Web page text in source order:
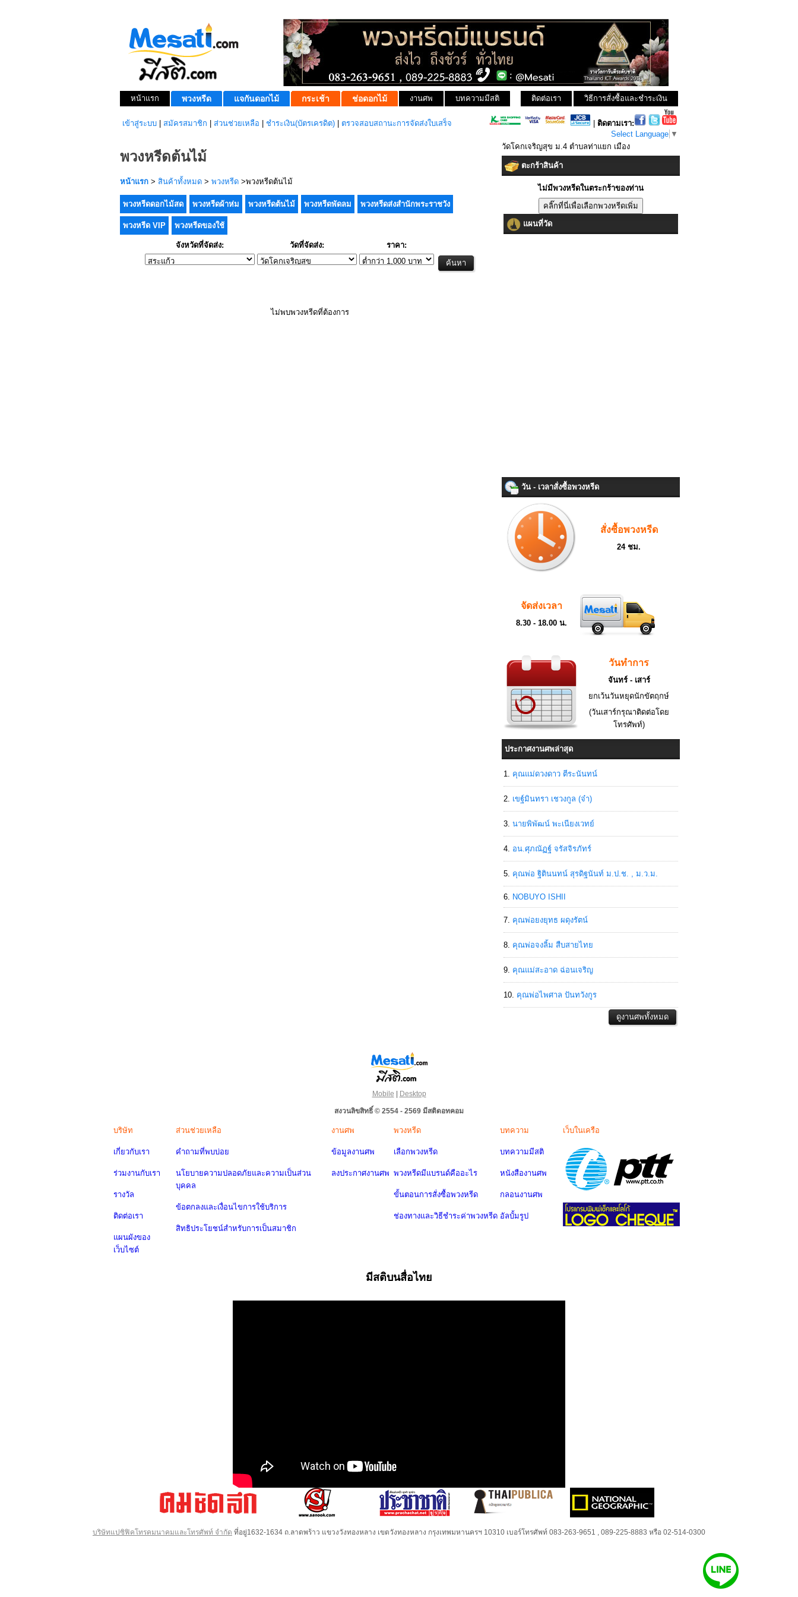
หน้าแรก พวงหรีด แจกันดอกไม้ กระเช้า ช่อดอกไม้ งานศพ บทความมีสติ วิธีการสั่งซื้อและชำระเงิน
ติดต่อเรา
เข้าสู่ระบบ สมัครสมาชิก ส่วนช่วยเหลือ ชำระเงิน(บัตรเครดิต) ตรวจสอบสถานะการจัดส่งใบเสร็จ
ติดตามเรา:
Select Language ▼
พวงหรีดต้นไม้
หน้าแรก > สินค้าทั้งหมด > พวงหรีด >พวงหรีดต้นไม้
พวงหรีดดอกไม้สด พวงหรีดผ้าห่ม พวงหรีดต้นไม้ พวงหรีดพัดลม พวงหรีดส่งสำนักพระราชวัง
พวงหรีด VIP พวงหรีดของใช้
จังหวัดที่จัดส่ง: วัดที่จัดส่ง: ราคา:
ไม่พบพวงหรีดที่ต้องการ
วัดโคกเจริญสุข ม.4 ตำบลท่าแยก เมือง
ตะกร้าสินค้า
ไม่มีพวงหรีดในตระกร้าของท่าน
แผนที่วัด
วัน - เวลาสั่งซื้อพวงหรีด
สั่งซื้อพวงหรีด
24 ชม.
จัดส่งเวลา
8.30 - 18.00 น.
วันทำการ
จันทร์ - เสาร์
ยกเว้นวันหยุดนักขัตฤกษ์
(วันเสาร์กรุณาติดต่อโดย
โทรศัพท์)
ประกาศงานศพล่าสุด
คุณแม่ดวงดาว ตีระนันทน์
เขฐ์มินทรา เชวงกูล (จ๋า)
นายพิพัฒน์ พะเนียงเวทย์
อน.ศุภณัฏฐ์ จรัสจิรภัทร์
คุณพ่อ ฐิตินนทน์ สุรดิฐนันท์ ม.ป.ช. , ม.ว.ม.
NOBUYO ISHII
คุณพ่อยงยุทธ ผดุงรัตน์
คุณพ่อจงลิ้ม สืบสายไทย
คุณแม่สะอาด ฉ่อนเจริญ
คุณพ่อไพศาล ปันทวังกูร
Mobile | Desktop
สงวนลิขสิทธิ์ © 2554 - 2569 มีสติดอทคอม
บริษัท
เกี่ยวกับเรา
ร่วมงานกับเรา
รางวัล
ติดต่อเรา
แผนผังของ
เว็บไซต์
ส่วนช่วยเหลือ
คำถามที่พบบ่อย
นโยบายความปลอดภัยและความเป็นส่วน
บุคคล
ข้อตกลงและเงื่อนไขการใช้บริการ
สิทธิประโยชน์สำหรับการเป็นสมาชิก
งานศพ
ข้อมูลงานศพ
ลงประกาศงานศพ
พวงหรีด
เลือกพวงหรีด
พวงหรีดมีแบรนด์คืออะไร
ขั้นตอนการสั่งซื้อพวงหรีด
ช่องทางและวิธีชำระค่าพวงหรีด
บทความ
บทความมีสติ
หนังสืองานศพ
กลอนงานศพ
อัลบั้มรูป
เว็บในเครือ
มีสติบนสื่อไทย
บริษัทแปซิฟิคโทรคมนาคมและโทรศัพท์ จำกัด ที่อยู่1632-1634 ถ.ลาดพร้าว แขวงวังทองหลาง เขตวังทองหลาง กรุงเทพมหานครฯ 10310 เบอร์โทรศัพท์ 083-263-9651 , 089-225-8883 หรือ 02-514-0300